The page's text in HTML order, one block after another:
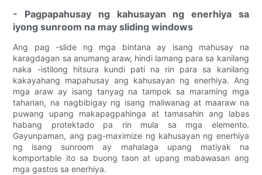
- Pagpapahusay ng kahusayan ng enerhiya sa
iyong sunroom na may sliding windows
Ang pag -slide ng mga bintana ay isang mahusay na
karagdagan sa anumang araw, hindi lamang para sa kanilang
naka -istilong hitsura kundi pati na rin para sa kanilang
kakayahang mapahusay ang kahusayan ng enerhiya. Ang
mga araw ay isang tanyag na tampok sa maraming mga
tahanan, na nagbibigay ng isang maliwanag at maaraw na
puwang upang makapagpahinga at tamasahin ang labas
habang protektado pa rin mula sa mga elemento.
Gayunpaman, ang pag-maximize ng kahusayan ng enerhiya
ng isang sunroom ay mahalaga upang matiyak na
komportable ito sa buong taon at upang mabawasan ang
mga gastos sa enerhiya.